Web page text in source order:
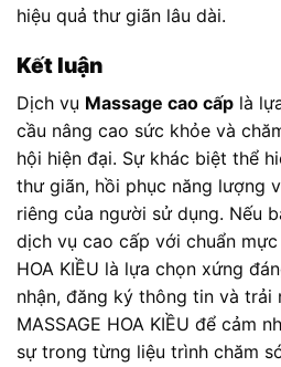
hiệu quả thư giãn lâu dài.
Kết luận
Dịch vụ Massage cao cấp là
cầu nâng cao sức khỏe và
hội hiện đại. Sự khác biệt thể
thư giãn, hồi phục năng lượng
riêng của người sử dụng. Nếu
dịch vụ cao cấp với chuẩn mực
HOA KIỀU là lựa chọn xứng
nhận, đăng ký thông tin và trải
MASSAGE HOA KIỀU để cảm
sự trong từng liệu trình chăm